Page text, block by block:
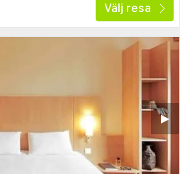
Välj resa
▶︎